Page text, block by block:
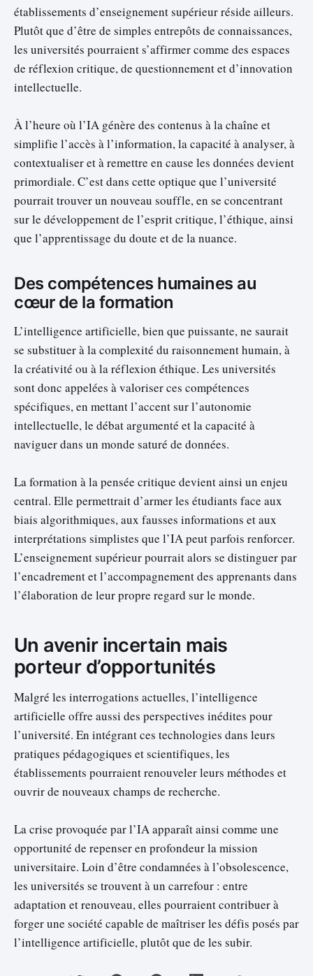
établissements d’enseignement supérieur réside ailleurs.
Plutôt que d’être de simples entrepôts de connaissances,
les universités pourraient s’affirmer comme des espaces
de réflexion critique, de questionnement et d’innovation
intellectuelle.
À l’heure où l’IA génère des contenus à la chaîne et
simplifie l’accès à l’information, la capacité à analyser, à
contextualiser et à remettre en cause les données devient
primordiale. C’est dans cette optique que l’université
pourrait trouver un nouveau souffle, en se concentrant
sur le développement de l’esprit critique, l’éthique, ainsi
que l’apprentissage du doute et de la nuance.
Des compétences humaines au
cœur de la formation
L’intelligence artificielle, bien que puissante, ne saurait
se substituer à la complexité du raisonnement humain, à
la créativité ou à la réflexion éthique. Les universités
sont donc appelées à valoriser ces compétences
spécifiques, en mettant l’accent sur l’autonomie
intellectuelle, le débat argumenté et la capacité à
naviguer dans un monde saturé de données.
La formation à la pensée critique devient ainsi un enjeu
central. Elle permettrait d’armer les étudiants face aux
biais algorithmiques, aux fausses informations et aux
interprétations simplistes que l’IA peut parfois renforcer.
L’enseignement supérieur pourrait alors se distinguer par
l’encadrement et l’accompagnement des apprenants dans
l’élaboration de leur propre regard sur le monde.
Un avenir incertain mais
porteur d’opportunités
Malgré les interrogations actuelles, l’intelligence
artificielle offre aussi des perspectives inédites pour
l’université. En intégrant ces technologies dans leurs
pratiques pédagogiques et scientifiques, les
établissements pourraient renouveler leurs méthodes et
ouvrir de nouveaux champs de recherche.
La crise provoquée par l’IA apparaît ainsi comme une
opportunité de repenser en profondeur la mission
universitaire. Loin d’être condamnées à l’obsolescence,
les universités se trouvent à un carrefour : entre
adaptation et renouveau, elles pourraient contribuer à
forger une société capable de maîtriser les défis posés par
l’intelligence artificielle, plutôt que de les subir.